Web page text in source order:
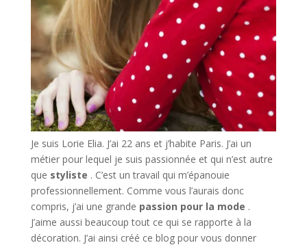
Je suis Lorie Elia. J’ai 22 ans et j’habite Paris. J’ai un
métier pour lequel je suis passionnée et qui n’est autre
que styliste . C’est un travail qui m’épanouie
professionnellement. Comme vous l’aurais donc
compris, j’ai une grande passion pour la mode .
J’aime aussi beaucoup tout ce qui se rapporte à la
décoration. J’ai ainsi créé ce blog pour vous donner